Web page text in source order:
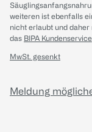
weiteren ist ebenfalls
nicht erlaubt und daher
das BIPA Kundenservice
MwSt. gesenkt
Meldung